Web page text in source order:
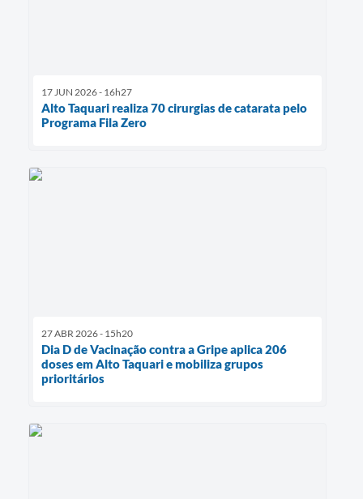
17 JUN 2026 - 16h27
Alto Taquari realiza 70 cirurgias de catarata pelo
Programa Fila Zero
27 ABR 2026 - 15h20
Dia D de Vacinação contra a Gripe aplica 206
doses em Alto Taquari e mobiliza grupos
prioritários